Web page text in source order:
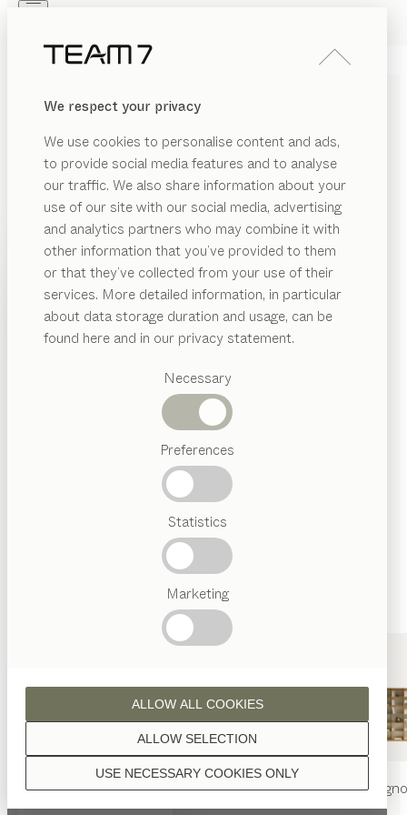
We respect your privacy
We use cookies to personalise content and ads,
to provide social media features and to analyse
our traffic. We also share information about your
use of our site with our social media, advertising
and analytics partners who may combine it with
other information that you’ve provided to them
or that they’ve collected from your use of their
services. More detailed information, in particular
about data storage duration and usage, can be
found here and in our privacy statement.
Necessary
Preferences
Statistics
Marketing
USE NECESSARY COOKIES ONLY
ALLOW SELECTION
ALLOW ALL COOKIES
PRODOTTI
ISPIRAZIONI
RIVENDITORI
Categorie
suggerite
Artigianalità
tavolonya sedianya libreria filigno
PRODOTTI
ISPIRAZIONI
CHI SIAMO
RIVENDITORI
ARMADI AD ANTE
BATTENTI
Sebastian Desch
Gli armadi ad ante battenti sono realizzati su misura,
per unire estetica e funzionalità. Versatili fin nei minimi
particolari, sono adattabili con precisione a qualsiasi
esigenza architettonica e individuale.
TROVA RIVENDITORE
Se non diversamente indicato, tutte le superfici in
legno sono trattate con olio naturale.